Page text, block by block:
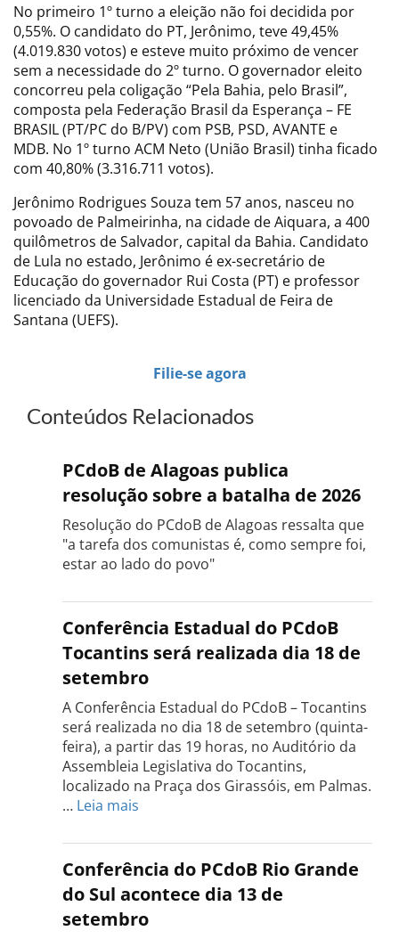
No primeiro 1º turno a eleição não foi decidida por
0,55%. O candidato do PT, Jerônimo, teve 49,45%
(4.019.830 votos) e esteve muito próximo de vencer
sem a necessidade do 2º turno. O governador eleito
concorreu pela coligação “Pela Bahia, pelo Brasil”,
composta pela Federação Brasil da Esperança – FE
BRASIL (PT/PC do B/PV) com PSB, PSD, AVANTE e
MDB. No 1º turno ACM Neto (União Brasil) tinha ficado
com 40,80% (3.316.711 votos).
Jerônimo Rodrigues Souza tem 57 anos, nasceu no
povoado de Palmeirinha, na cidade de Aiquara, a 400
quilômetros de Salvador, capital da Bahia. Candidato
de Lula no estado, Jerônimo é ex-secretário de
Educação do governador Rui Costa (PT) e professor
licenciado da Universidade Estadual de Feira de
Santana (UEFS).
Filie-se agora
Conteúdos Relacionados
PCdoB de Alagoas publica
resolução sobre a batalha de 2026
Resolução do PCdoB de Alagoas ressalta que
"a tarefa dos comunistas é, como sempre foi,
estar ao lado do povo"
Conferência Estadual do PCdoB
Tocantins será realizada dia 18 de
setembro
A Conferência Estadual do PCdoB – Tocantins
será realizada no dia 18 de setembro (quinta-
feira), a partir das 19 horas, no Auditório da
Assembleia Legislativa do Tocantins,
localizado na Praça dos Girassóis, em Palmas.
… Leia mais
Estadual
do
Tocantins
será
Conferência do PCdoB Rio Grande
do Sul acontece dia 13 de
setembro